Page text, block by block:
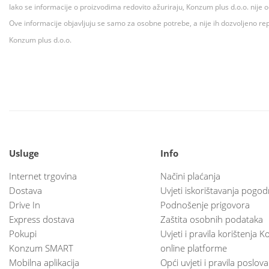
Iako se informacije o proizvodima redovito ažuriraju, Konzum plus d.o.o.
Ove informacije objavljuju se samo za osobne potrebe, a nije ih dozvoljeno
Konzum plus d.o.o.
Usluge
Internet trgovina
Dostava
Drive In
Express dostava
Pokupi
Konzum SMART
Mobilna aplikacija
Info
Načini plaćanja
Uvjeti iskorištavanja
Podnošenje prigovora
Zaštita osobnih podataka
Uvjeti i pravila korištenja
online platforme
Opći uvjeti i pravila